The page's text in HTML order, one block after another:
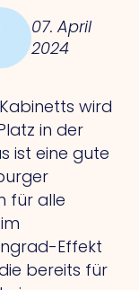
07. April
2024
wird
in der
ist eine gute
für alle
Effekt
bereits für